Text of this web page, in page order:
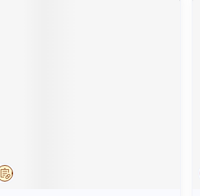
Op voorschrift